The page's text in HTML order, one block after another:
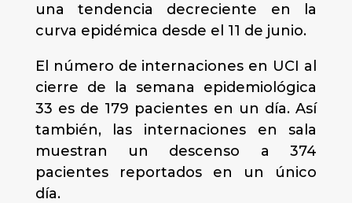
una tendencia decreciente en la
curva epidémica desde el 11 de junio.
El número de internaciones en UCI al
cierre de la semana epidemiológica
33 es de 179 pacientes en un día. Así
también, las internaciones en sala
muestran un descenso a 374
pacientes reportados en un único
día.